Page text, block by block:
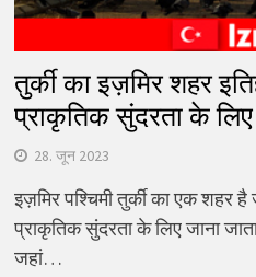
तुर्की का इज़मिर शहर
प्राकृतिक सुंदरता के लिए
28. जून 2023
इज़मिर पश्चिमी तुर्की का एक शहर
प्राकृतिक सुंदरता के लिए जाना
जहां…